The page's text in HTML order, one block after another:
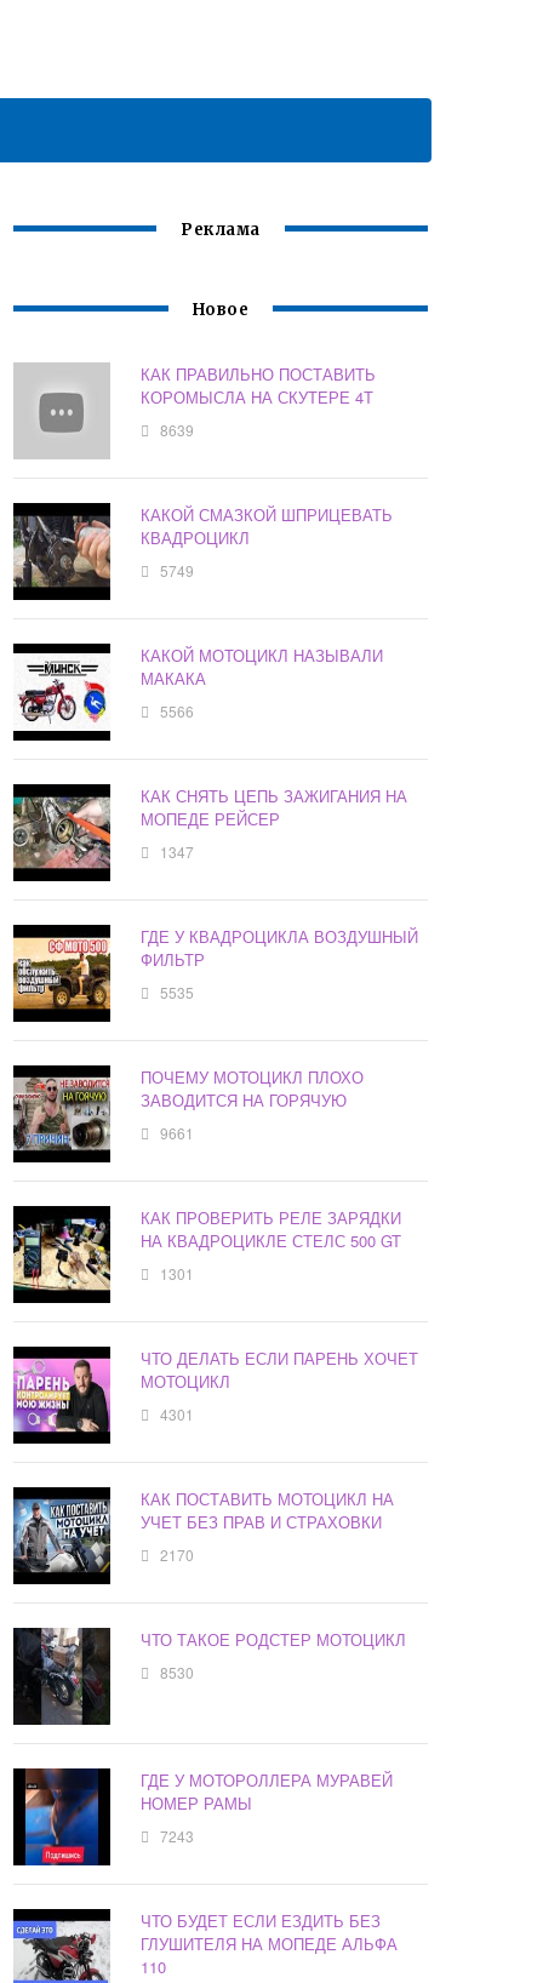
Реклама
Новое
КАК ПРАВИЛЬНО ПОСТАВИТЬ
КОРОМЫСЛА НА СКУТЕРЕ 4Т
8639
КАКОЙ СМАЗКОЙ ШПРИЦЕВАТЬ
КВАДРОЦИКЛ
5749
КАКОЙ МОТОЦИКЛ НАЗЫВАЛИ
МАКАКА
5566
КАК СНЯТЬ ЦЕПЬ ЗАЖИГАНИЯ НА
МОПЕДЕ РЕЙСЕР
1347
ГДЕ У КВАДРОЦИКЛА ВОЗДУШНЫЙ
ФИЛЬТР
5535
ПОЧЕМУ МОТОЦИКЛ ПЛОХО
ЗАВОДИТСЯ НА ГОРЯЧУЮ
9661
КАК ПРОВЕРИТЬ РЕЛЕ ЗАРЯДКИ
НА КВАДРОЦИКЛЕ СТЕЛС 500 GT
1301
ЧТО ДЕЛАТЬ ЕСЛИ ПАРЕНЬ ХОЧЕТ
МОТОЦИКЛ
4301
КАК ПОСТАВИТЬ МОТОЦИКЛ НА
УЧЕТ БЕЗ ПРАВ И СТРАХОВКИ
2170
ЧТО ТАКОЕ РОДСТЕР МОТОЦИКЛ
8530
ГДЕ У МОТОРОЛЛЕРА МУРАВЕЙ
НОМЕР РАМЫ
7243
ЧТО БУДЕТ ЕСЛИ ЕЗДИТЬ БЕЗ
ГЛУШИТЕЛЯ НА МОПЕДЕ АЛЬФА
110